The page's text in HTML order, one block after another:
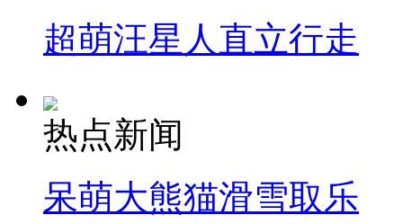
超萌汪星人直立行走
热点新闻
呆萌大熊猫滑雪取乐